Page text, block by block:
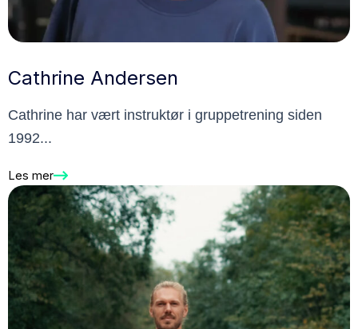
Cathrine Andersen
Cathrine har vært instruktør i gruppetrening siden
1992...
Les mer